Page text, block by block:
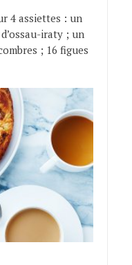
4 assiettes : un
iraty ; un
; 16 figues